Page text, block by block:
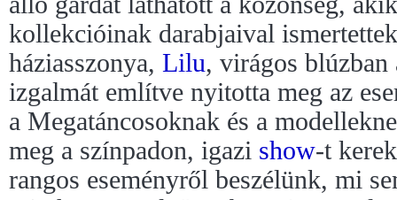
kollekcióinak darabjaival
háziasszonya, Lilu, virágos
izgalmát említve nyitotta meg az
a Megatáncosoknak és a
meg a színpadon, igazi show-t
rangos eseményről beszélünk, mi